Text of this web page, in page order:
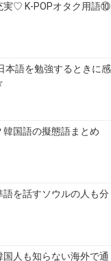
実♡ K-POPオタク用語⑩
本語を勉強するときに感
国語の擬態語まとめ
を話すソウルの人も分
人も知らない海外で通